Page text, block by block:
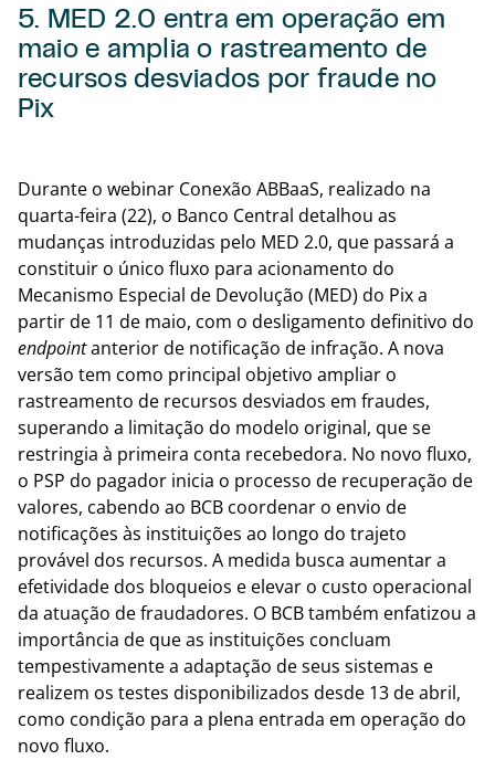
5. MED 2.0 entra em operação em
maio e amplia o rastreamento de
recursos desviados por fraude no
Pix
Durante o webinar Conexão ABBaaS, realizado na
quarta-feira (22), o Banco Central detalhou as
mudanças introduzidas pelo MED 2.0, que passará a
constituir o único fluxo para acionamento do
Mecanismo Especial de Devolução (MED) do Pix a
partir de 11 de maio, com o desligamento definitivo do
endpointanterior de notificação de infração. A nova
versão tem como principal objetivo ampliar o
rastreamento de recursos desviados em fraudes,
superando a limitação do modelo original, que se
restringia à primeira conta recebedora. No novo fluxo,
o PSP do pagador inicia o processo de recuperação de
valores, cabendo ao BCB coordenar o envio de
notificações às instituições ao longo do trajeto
provável dos recursos. A medida busca aumentar a
efetividade dos bloqueios e elevar o custo operacional
da atuação de fraudadores. O BCB também enfatizou a
importância de que as instituições concluam
tempestivamente a adaptação de seus sistemas e
realizem os testes disponibilizados desde 13 de abril,
como condição para a plena entrada em operação do
novo fluxo.